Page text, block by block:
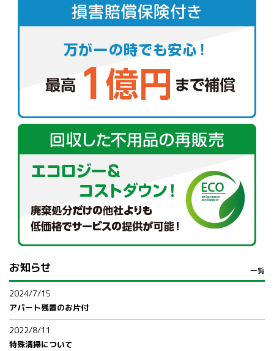
お知らせ 一覧
2024/7/15
アパート残置のお片付
2022/8/11
特殊清掃について